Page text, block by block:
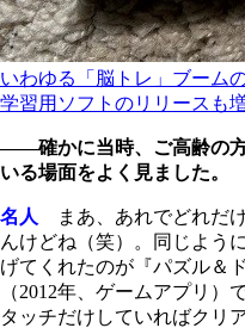
いわゆる「脳トレ」ブーム
学習用ソフトのリリースも
――確かに当時、ご高齢の
いる場面をよく見ました。
名人
まあ、あれでどれだ
んけどね（笑）。同じよう
げてくれたのが『パズル＆
（2012年、ゲームアプリ）
タッチだけしていればクリ